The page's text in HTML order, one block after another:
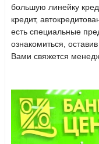
большую линейку
кредит,
есть специальные
ознакомиться,
Вами свяжется